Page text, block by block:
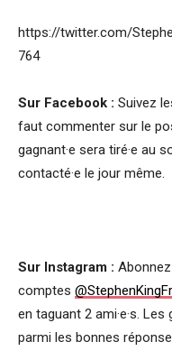
https://twitter.com/
764
Sur Facebook : Suivez
faut commenter sur le
gagnant·e sera tiré·e au
contacté·e le jour même.
Sur Instagram :
comptes @StephenKingFr
en taguant 2 ami·e·s. Les
parmi les bonnes